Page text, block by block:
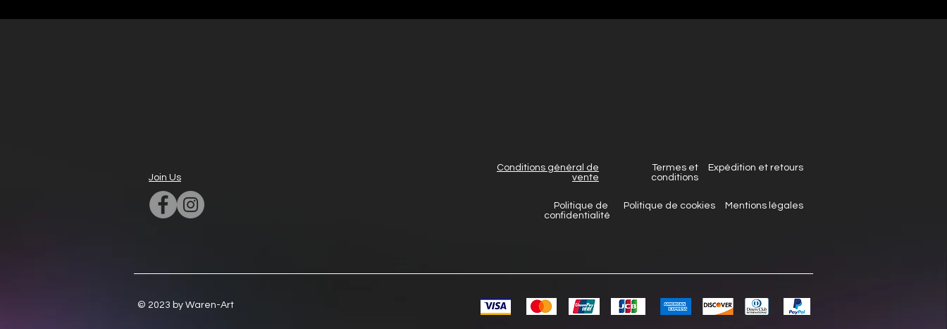
Join Us
Conditions général de
vente
Termes et
conditions
Expédition et retours
Politique de
confidentialité
Politique de cookies Mentions légales
© 2023 by Waren-Art